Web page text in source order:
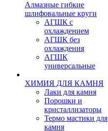
Алмазные гибкие
шлифовальные круги
АГШК с
охлаждением
АГШК без
охлаждения
АГШК
универсальные
ХИМИЯ ДЛЯ КАМНЯ
Лаки для камня
Порошки и
кристаллизаторы
Термо мастики для
камня